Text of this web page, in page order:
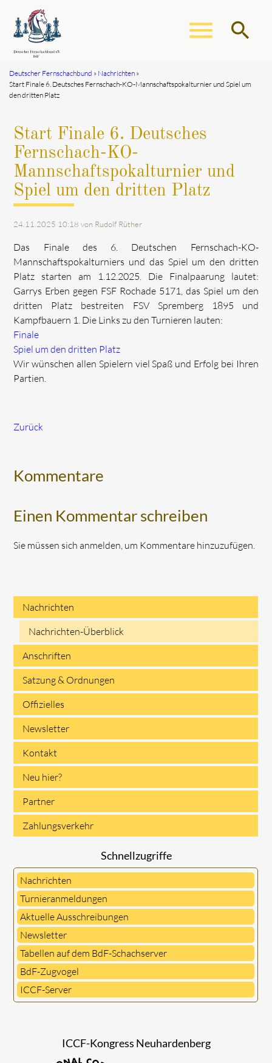
menu search
Suchbegriffe
Deutscher Fernschachbund
Nachrichten
Start Finale 6. Deutsches Fernschach-KO-Mannschaftspokalturnier und Spiel um
den dritten Platz
Start Finale 6. Deutsches
Fernschach-KO-
Mannschaftspokalturnier und
Spiel um den dritten Platz
24.11.2025 10:18 von Rudolf Rüther
Das Finale des 6. Deutschen Fernschach-KO-
Mannschaftspokalturniers und das Spiel um den dritten
Platz starten am 1.12.2025. Die Finalpaarung lautet:
Garrys Erben gegen FSF Rochade 5171, das Spiel um den
dritten Platz bestreiten FSV Spremberg 1895 und
Kampfbauern 1. Die Links zu den Turnieren lauten:
Finale
Spiel um den dritten Platz
Wir wünschen allen Spielern viel Spaß und Erfolg bei Ihren
Partien.
Zurück
Kommentare
Einen Kommentar schreiben
Sie müssen sich anmelden, um Kommentare hinzuzufügen.
Navigation
überspringen
Nachrichten
Nachrichten-Überblick
Anschriften
Satzung & Ordnungen
Offizielles
Newsletter
Kontakt
Neu hier?
Partner
Zahlungsverkehr
Schnellzugriffe
Nachrichten
Turnieranmeldungen
Aktuelle Ausschreibungen
Newsletter
Tabellen auf dem BdF-Schachserver
BdF-Zugvogel
ICCF-Server
ICCF-Kongress Neuhardenberg